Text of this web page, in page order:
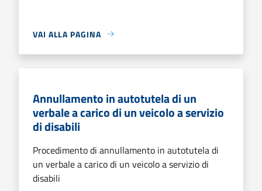
VAI ALLA PAGINA
Annullamento in autotutela di un
verbale a carico di un veicolo a servizio
di disabili
Procedimento di annullamento in autotutela di
un verbale a carico di un veicolo a servizio di
disabili